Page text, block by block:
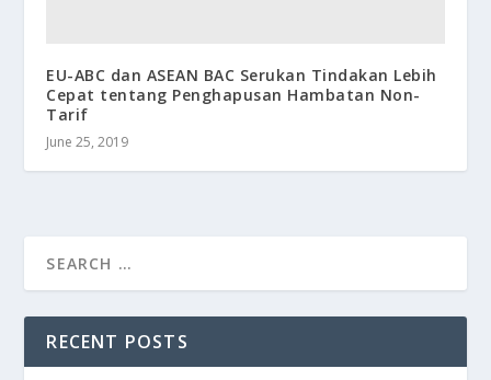
EU-ABC dan ASEAN BAC Serukan Tindakan Lebih
Cepat tentang Penghapusan Hambatan Non-
Tarif
June 25, 2019
RECENT POSTS